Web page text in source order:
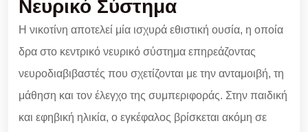
Νευρικό Σύστημα
Η νικοτίνη αποτελεί μία ισχυρά εθιστική ουσία, η οποία
δρα στο κεντρικό νευρικό σύστημα επηρεάζοντας
νευροδιαβιβαστές που σχετίζονται με την ανταμοιβή, τη
μάθηση και τον έλεγχο της συμπεριφοράς. Στην παιδική
και εφηβική ηλικία, ο εγκέφαλος βρίσκεται ακόμη σε